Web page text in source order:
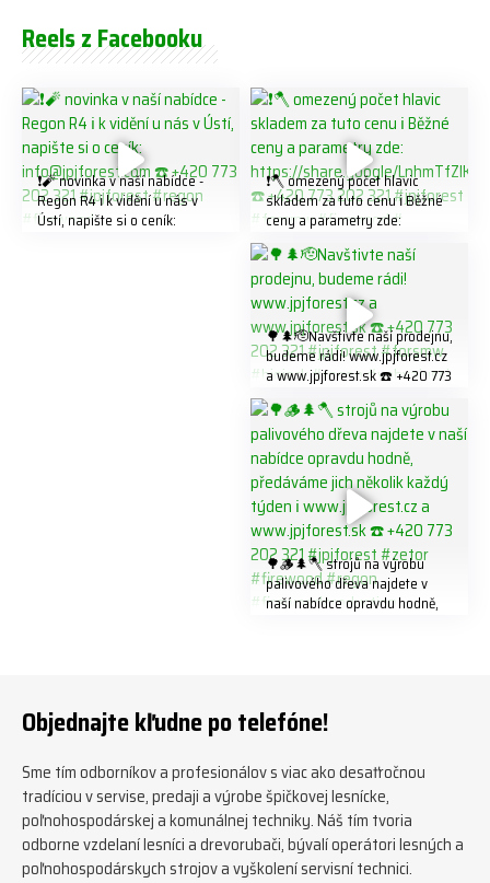
Reels z Facebooku
❗️🧨 novinka v naší nabídce -
Regon R4 ℹ️ k vidění u nás v
Ústí, napište si o ceník:
❗️🪓 omezený počet hlavic
skladem za tuto cenu ℹ️ Běžné
ceny a parametry zde:
K8W5t7i6o ☎️ +420 773 202
321 #jpjforest #forsmw
#firewood #
🌳🌲🫡Navštivte naší prodejnu,
budeme rádi! www.jpjforest.cz
a www.jpjforest.sk ☎️ +420 773
#biojack #regon #vahvajussi
🌳🪵🌲🪓 strojů na výrobu
palivového dřeva najdete v
naší nabídce opravdu hodně,
#firewoodproduction
Objednajte kľudne po telefóne!
Sme tím odborníkov a profesionálov s viac ako desaťročnou
tradíciou v servise, predaji a výrobe špičkovej lesnícke,
poľnohospodárskej a komunálnej techniky. Náš tím tvoria
odborne vzdelaní lesníci a drevorubači, bývalí operátori lesných a
poľnohospodárskych strojov a vyškolení servisní technici.